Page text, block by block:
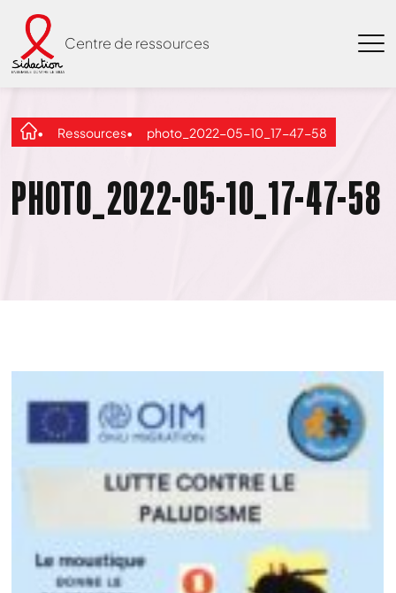
Centre de ressources
Ressources photo_2022-05-10_17-47-58
PHOTO_2022-05-10_17-47-58